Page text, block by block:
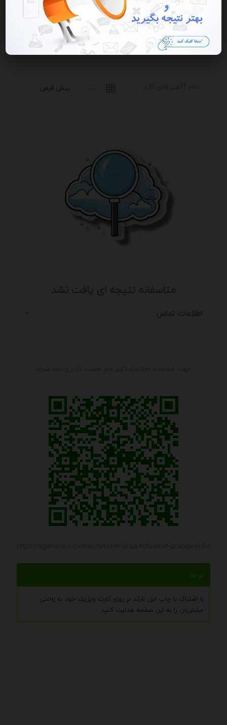
تمام آگهی های کاربر
اطلاعات تماس
توجه
با اشتراک یا چاپ این بارکد بر روی کارت ویزیت خود به راحتی
مشتریان را به این صفحه هدایت کنید
.